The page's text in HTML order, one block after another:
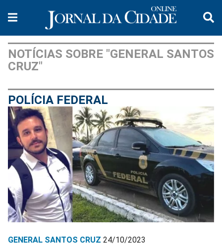
NOTÍCIAS SOBRE "GENERAL SANTOS
CRUZ"
POLÍCIA FEDERAL
GENERAL SANTOS CRUZ 24/10/2023